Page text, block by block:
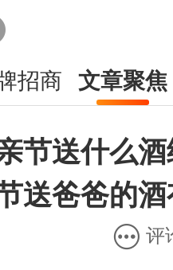
招商 文章聚焦
节送什么
送爸爸的
评